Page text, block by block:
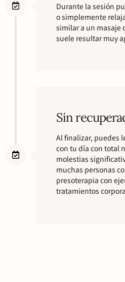
Durante la sesión
o simplemente
similar a un masaje
suele resultar muy
Sin
Al finalizar, puedes
con tu día con total
molestias
muchas personas
presoterapia con
tratamientos